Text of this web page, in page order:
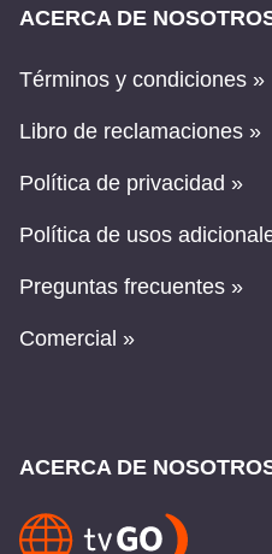
ACERCA DE
Términos y condiciones »
Libro de reclamaciones »
Política de privacidad »
Política de usos
Preguntas frecuentes »
Comercial »
ACERCA DE